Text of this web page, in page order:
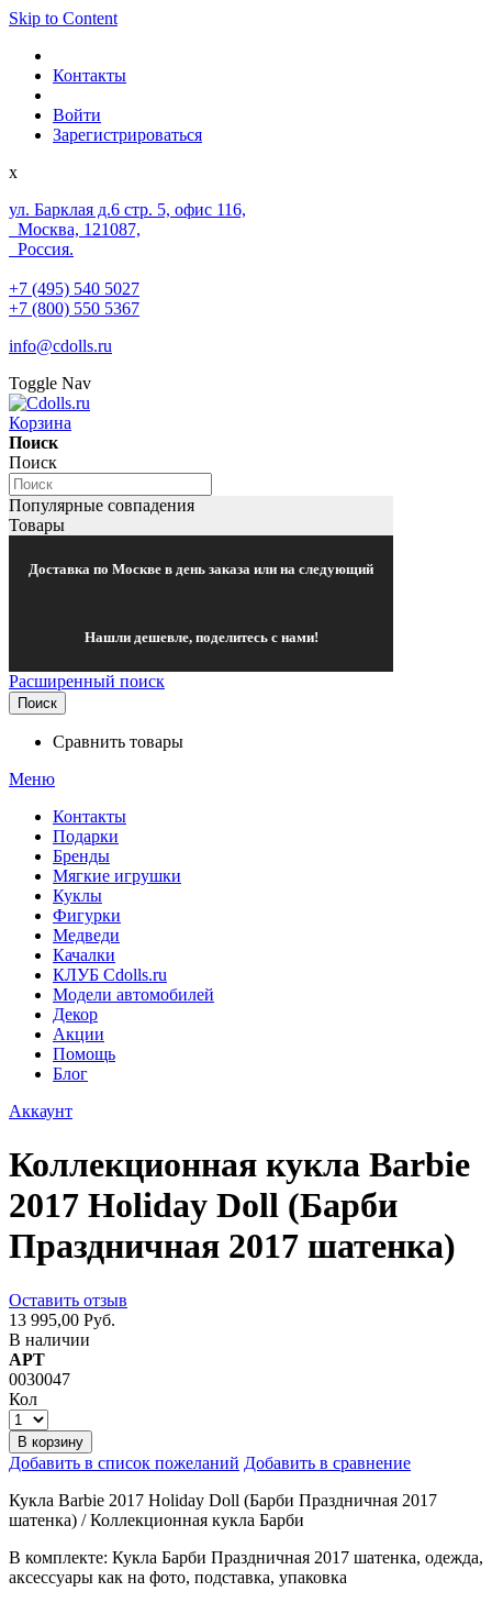
Skip to Content
Контакты
Войти
Зарегистрироваться
x
ул. Барклая д.6 стр. 5, офис 116,
Москва, 121087,
Россия.
+7 (495) 540 5027
+7 (800) 550 5367
info@cdolls.ru
Toggle Nav
Корзина
Поиск
Поиск
Популярные совпадения
Товары
Доставка по Москве в день заказа или на следующий
Нашли дешевле, поделитесь с нами!
Расширенный поиск
Поиск
Сравнить товары
Меню
Контакты
Подарки
Бренды
Мягкие игрушки
Куклы
Фигурки
Медведи
Качалки
КЛУБ Cdolls.ru
Модели автомобилей
Декор
Акции
Помощь
Блог
Аккаунт
Коллекционная кукла Barbie
2017 Holiday Doll (Барби
Праздничная 2017 шатенка)
Оставить отзыв
13 995,00 Руб.
В наличии
АРТ
0030047
Кол
В корзину
Добавить в список пожеланий Добавить в сравнение
Кукла Barbie 2017 Holiday Doll (Барби Праздничная 2017
шатенка) / Коллекционная кукла Барби
В комплекте: Кукла Барби Праздничная 2017 шатенка, одежда,
аксессуары как на фото, подставка, упаковка